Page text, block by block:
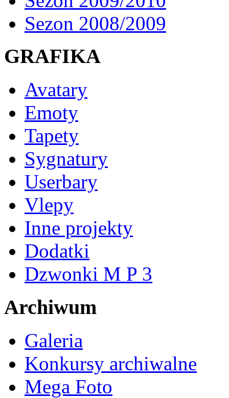
Sezon 2008/2009
GRAFIKA
Avatary
Emoty
Tapety
Sygnatury
Userbary
Vlepy
Inne projekty
Dodatki
Dzwonki M P 3
Archiwum
Galeria
Konkursy archiwalne
Mega Foto